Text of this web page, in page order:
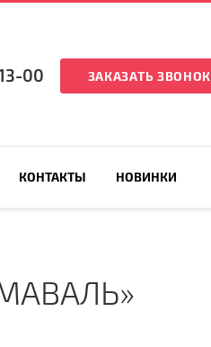
00 ЗАКАЗАТЬ ЗВОНОК
КОНТАКТЫ НОВИНКИ